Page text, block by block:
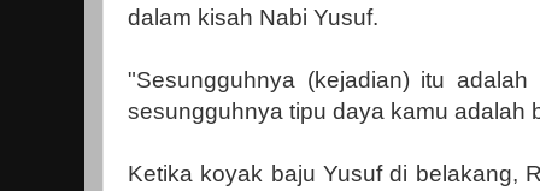
dalam kisah Nabi Yusuf.
"Sesungguhnya (kejadian) itu
sesungguhnya tipu daya kamu adalah
Ketika koyak baju Yusuf di belakang,